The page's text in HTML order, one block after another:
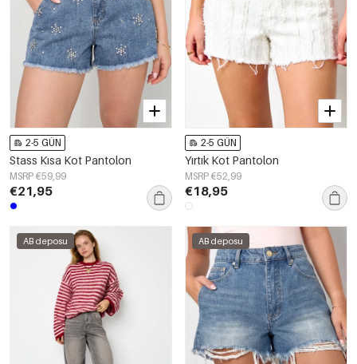
2-5 GÜN
Stass Kısa Kot Pantolon
MSRP €59,99
€21,95
2-5 GÜN
Yırtık Kot Pantolon
MSRP €52,99
€18,95
AB deposu AB deposu